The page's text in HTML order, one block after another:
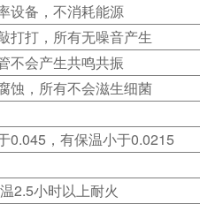
设备，不消耗能源
打打，所有无噪音产生
不会产生共鸣共振
蚀，所有不会滋生细菌
0.045，有保温小于0.0215
2.5小时以上耐火